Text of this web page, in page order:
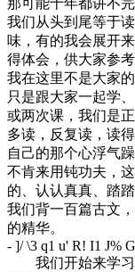
我们从头到尾等于
味，有的我会展开
得体会，供大家参
我在这里不是大家
只是跟大家一起学
或两次课，我们是
多读，反复读，读
自己的那个心浮气
不肯来用钝功夫，
的、认认真真、踏
我们背一百篇古文
的精华。
- ]/ \3 q1 u' R! I1 J%
我们开始来学习